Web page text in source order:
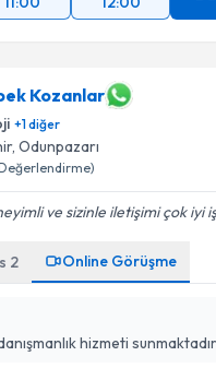
Kozanlar
+1diğer
, Odunpazarı
ve sizinle iletişimi çok iyi
2 Online Görüşme
hizmeti